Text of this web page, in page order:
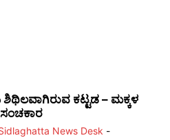
ಕಟ್ಟಡ – ಮಕ್ಕಳ
ಸಂಚಕಾರ
News Desk -